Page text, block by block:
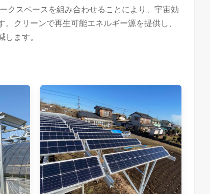
クスペースを組み合わせることにより、宇宙効
クリーンで再生可能エネルギー源を提供し、
ます。